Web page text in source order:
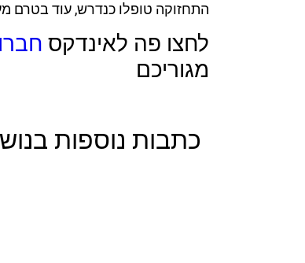
התחזוקה טופלו כנדרש, עוד בטרם
לחצו פה לאינדקס
מגוריכם
כתבות נוספות